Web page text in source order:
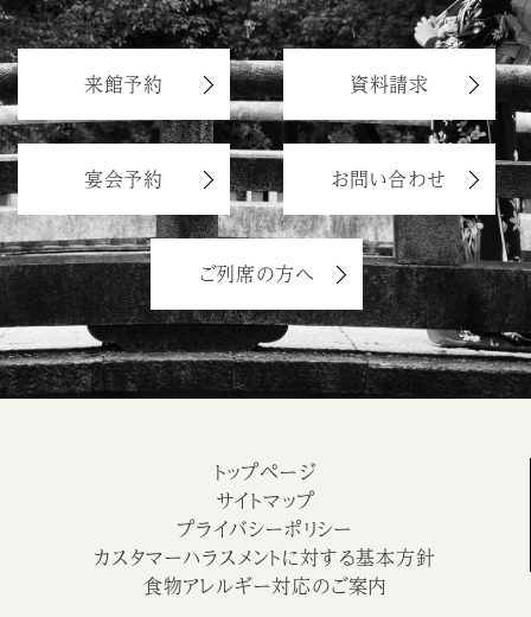
来館予約 資料請求
宴会予約 お問い合わせ
ご列席の方へ
トップページ
サイトマップ
プライバシーポリシー
カスタマーハラスメントに対する基本方針
食物アレルギー対応のご案内